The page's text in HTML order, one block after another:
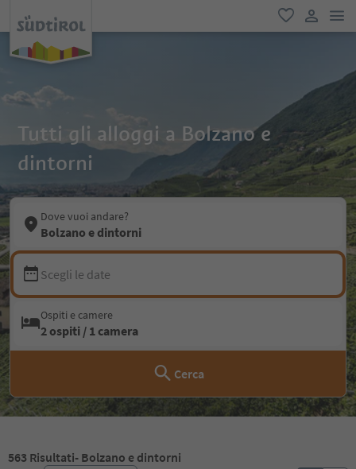
favoriti
user link
Tutti gli alloggi a Bolzano e
dintorni
Dove vuoi andare?
Bolzano e dintorni
Scegli le date
Ospiti e camere
2 ospiti / 1 camera
Cerca
563 Risultati- Bolzano e dintorni